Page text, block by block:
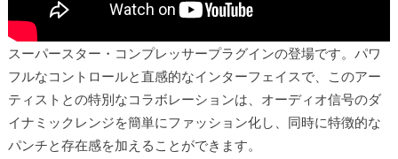
スーパースター・コンプレッサープラグインの登場です。パワ
フルなコントロールと直感的なインターフェイスで、このアー
ティストとの特別なコラボレーションは、オーディオ信号のダ
イナミックレンジを簡単にファッション化し、同時に特徴的な
パンチと存在感を加えることができます。